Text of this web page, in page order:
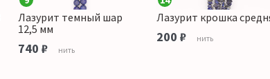
Лазурит темный шар
12,5 мм
740 ₽ нить
Лазурит крошка
200 ₽ нить